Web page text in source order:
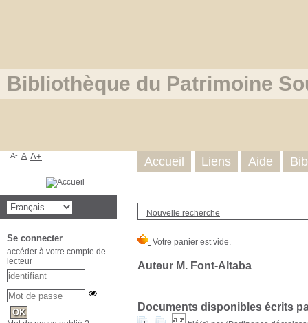
Bibliothèque du Patrimoine
Nouvelle recherche
Auteur M. Font-Altaba
Documents disponibles écrits
Accueil Liens Aide
A- A A+
Se connecter
accéder à votre compte de
lecteur